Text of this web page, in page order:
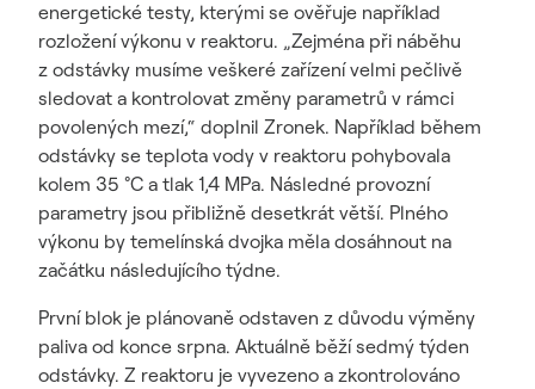
energetické testy, kterými se ověřuje například
rozložení výkonu v reaktoru. „Zejména při náběhu
z odstávky musíme veškeré zařízení velmi pečlivě
sledovat a kontrolovat změny parametrů v rámci
povolených mezí,“ doplnil Zronek. Například během
odstávky se teplota vody v reaktoru pohybovala
kolem 35 °C a tlak 1,4 MPa. Následné provozní
parametry jsou přibližně desetkrát větší. Plného
výkonu by temelínská dvojka měla dosáhnout na
začátku následujícího týdne.
První blok je plánovaně odstaven z důvodu výměny
paliva od konce srpna. Aktuálně běží sedmý týden
odstávky. Z reaktoru je vyvezeno a zkontrolováno